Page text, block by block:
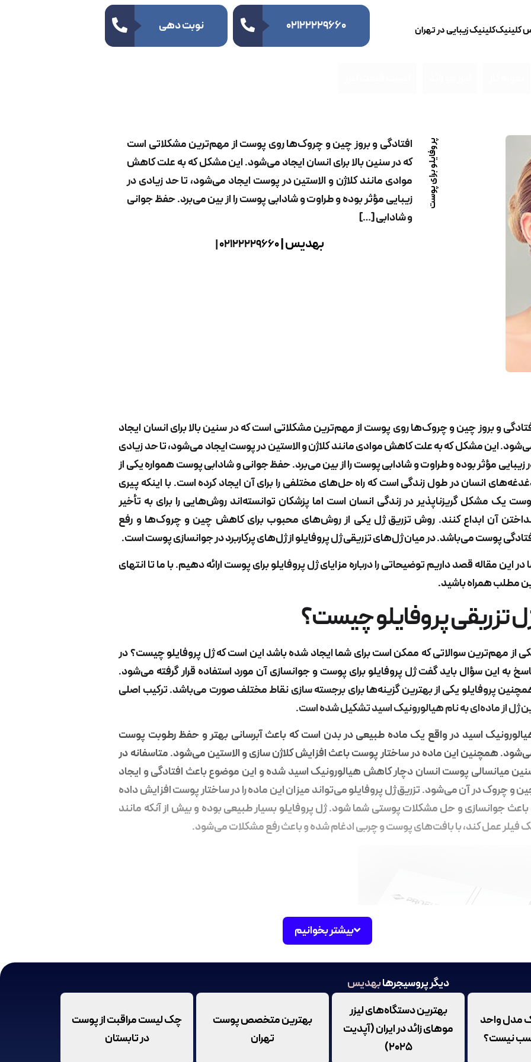
کلینیککلینیک زیبایی در تهران ۰۲۱۲۲۲۲۹۶۶۰ نوبت دهی
افتادگی و بروز چین و چروک‌ها روی پوست از مهم‌ترین مشکلاتی است
که در سنین بالا برای انسان ایجاد می‌شود. این مشکل که به علت کاهش
موادی مانند کلاژن و الاستین در پوست ایجاد می‌شود، تا حد زیادی در
زیبایی مؤثر بوده و طراوت و شادابی پوست را از بین می‌برد. حفظ جوانی
و شادابی […]
بهدیس |02122229660
|
پروفايلو برای پوست
و بروز چین و چروک‌ها روی پوست از مهم‌ترین مشکلاتی است که در سنین بالا برای انسان ایجاد
این مشکل که به علت کاهش موادی مانند کلاژن و الاستین در پوست ایجاد می‌شود، تا حد زیادی
زیبایی مؤثر بوده و طراوت و شادابی پوست را از بین می‌برد. حفظ جوانی و شادابی پوست همواره یکی از
انسان در طول زندگی است که راه حل‌های مختلفی را برای آن ایجاد کرده است. با اینکه پیری
یک مشکل گریزناپذیر در زندگی انسان است اما پزشکان توانسته‌اند روش‌هایی را برای به تأخیر
آن ابداع کنند. روش تزریق ژل یکی از روش‌های محبوب برای کاهش چین و چروک‌ها و رفع
پوست می‌باشد. در میان ژل‌های تزریقی ژل پروفایلو از ژل‌های پرکاربرد در جوانسازی پوست است.
در این مقاله قصد داریم توضیحاتی را درباره مزایای ژل پروفايلو برای پوست ارائه دهیم. با ما تا انتهای
مطلب همراه باشید.
تزریقی پروفایلو چیست؟
از مهم‌ترین سوالاتی که ممکن است برای شما ایجاد شده باشد این است که ژل پروفایلو چیست؟ در
به این سؤال باید گفت ژل پروفایلو برای پوستو جوانسازی آن مورد استفاده قرار گرفته می‌شود.
پروفایلو یکی از بهترین گزینه‌ها برای برجسته سازی نقاط مختلف صورت می‌باشد. ترکیب اصلی
ژل از ماده‌ای به نام هیالورونیک اسید تشکیل شده است.
اسید در واقع یک ماده طبیعی در بدن است که باعث آبرسانی بهتر و حفظ رطوبت پوست
همچنین این ماده در ساختار پوست باعث افزایش کلاژن سازی و الاستین می‌شود. متاسفانه در
میانسالی پوست انسان دچار کاهش هیالورونیک اسید شده و این موضوع باعث افتادگی و ایجاد
و چروک در آن می‌شود. تزریق ژل پروفایلو می‌تواند میزان این ماده را در ساختار پوست افزایش داده
باعث جوانسازی و حل مشکلات پوستی شما شود. ژل پروفایلو بسیار طبیعی بوده و بیش از آنکه مانند
فیلر عمل کند، با بافت‌های پوست و چربی ادغام شده و باعث رفع مشکلات می‌شود.
برای پوست
بهترین کاندیدای پروفایلو برای پوست
بیشتر بخوانیم
دیگر پروسیجرهابهدیس
مدل واحد
نیست؟
بهترین دستگاه‌های لیزر
موهای زائد در ایران (آپدیت
۲۰۲۵)
بهترین متخصص پوست
تهران
چک لیست مراقبت از پوست
در تابستان